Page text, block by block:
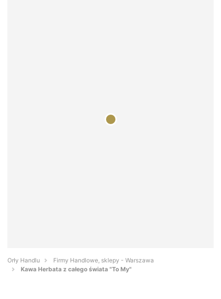
Orły Handlu
Firmy Handlowe, sklepy - Warszawa
Kawa Herbata z całego świata "To My"